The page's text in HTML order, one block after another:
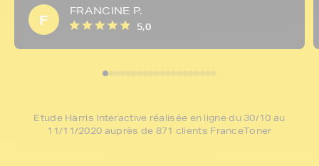
F
FRANCINE P.
5,0
Etude Harris Interactive réalisée en ligne du 30/10 au
11/11/2020 auprès de 871 clients FranceToner